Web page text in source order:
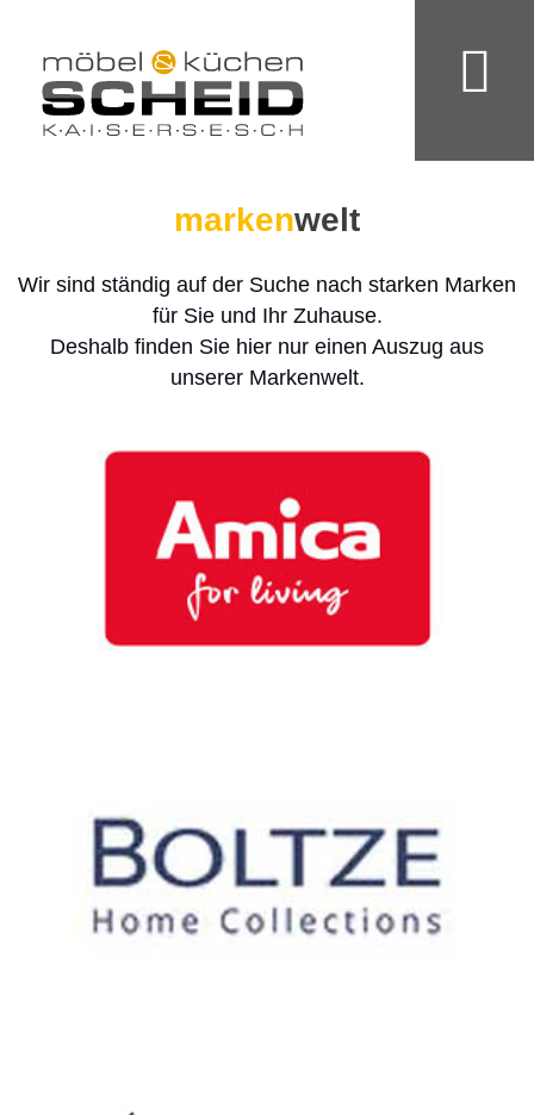
markenwelt
Wir sind ständig auf der Suche nach starken Marken
für Sie und Ihr Zuhause.
Deshalb finden Sie hier nur einen Auszug aus
unserer Markenwelt.